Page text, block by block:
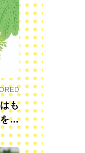
も
知